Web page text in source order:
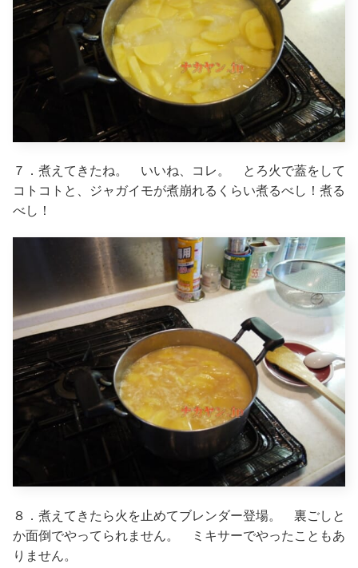
７．煮えてきたね。 いいね、コレ。 とろ火で蓋をして
コトコトと、ジャガイモが煮崩れるくらい煮るべし！煮る
べし！
８．煮えてきたら火を止めてブレンダー登場。 裏ごしと
か面倒でやってられません。 ミキサーでやったこともあ
りません。